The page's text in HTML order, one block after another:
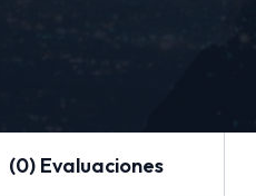
(0) Evaluaciones